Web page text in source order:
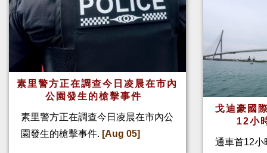
素里警方正在調查今日凌晨在市內
公園發生的槍擊事件
素里警方正在調查今日凌晨在市內公
園發生的槍擊事件. [Aug 05]
戈迪豪國
12小
通車首12小